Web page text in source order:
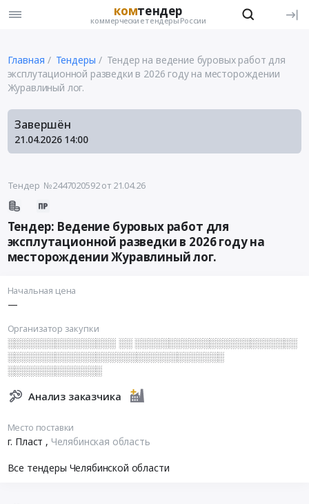
комтендер
коммерческие тендеры России
Главная Тендеры
Тендер на ведение буровых работ для
эксплутационной разведки в 2026 году на месторождении
Журавлиный лог.
Завершён
21.04.2026 14:00
Тендер №2447020592от 21.04.26
Тендер: Ведение буровых работ для
эксплутационной разведки в 2026 году на
месторождении Журавлиный лог.
Начальная цена
—
Организатор закупки
░░░░░░░░░░░░░░░░ ░░ ░░░░░░░░░░░░░░░░░░░░░░░░
░░░░░░░░░░░░░░░░░░░░░░░░░░░░░░░░
░░░░░░░░░░░░░░
Анализ заказчика
Место поставки
г. Пласт , Челябинская область
Все тендеры Челябинской области